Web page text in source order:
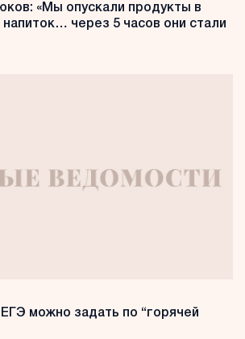
«Мы опускали продукты в
напиток… через 5 часов они стали
можно задать по “горячей